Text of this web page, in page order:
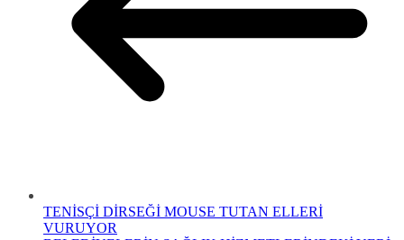
TENİSÇİ DİRSEĞİ MOUSE TUTAN ELLERİ
VURUYOR